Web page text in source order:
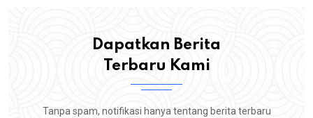
Dapatkan Berita
Terbaru Kami
Tanpa spam, notifikasi hanya tentang berita terbaru